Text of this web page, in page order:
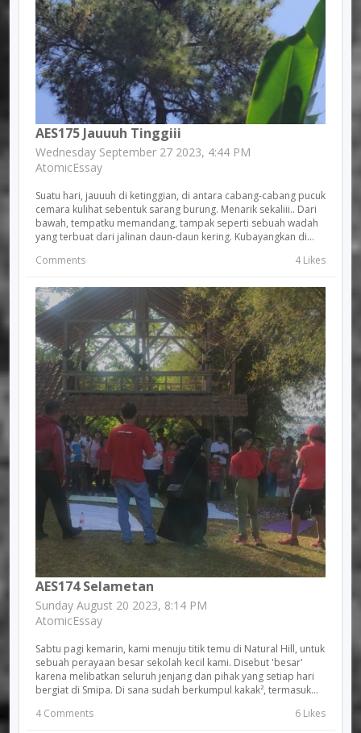
AES175 Jauuuh Tinggiii
Wednesday September 27 2023, 4:44 PM
AtomicEssay
Suatu hari, jauuuh di ketinggian, di antara cabang-cabang pucuk
cemara kulihat sebentuk sarang burung. Menarik sekaliii.. Dari
bawah, tempatku memandang, tampak seperti sebuah wadah
yang terbuat dari jalinan daun-daun kering. Kubayangkan di...
Comments
4 Likes
AES174 Selametan
Sunday August 20 2023, 8:14 PM
AtomicEssay
Sabtu pagi kemarin, kami menuju titik temu di Natural Hill, untuk
sebuah perayaan besar sekolah kecil kami. Disebut 'besar'
karena melibatkan seluruh jenjang dan pihak yang setiap hari
bergiat di Smipa. Di sana sudah berkumpul kakak², termasuk...
4 Comments
6 Likes